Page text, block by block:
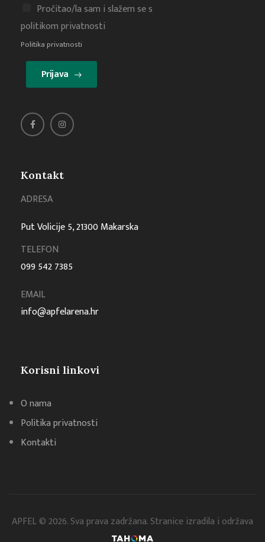
Kontakt
ADRESA
Put Volicije 5, 21300 Makarska
TELEFON
099 542 7385
EMAIL
info@apfelarena.hr
Korisni linkovi
O nama
Politika privatnosti
Kontakti
Pročitao/la sam i slažem se s
politikom privatnosti
Politika privatnosti
Prijava
APFEL © 2026. Sva prava zadržana. Stranice izradila i održava